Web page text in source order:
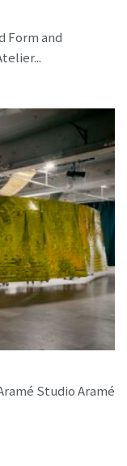
Form and
Studio Aramé